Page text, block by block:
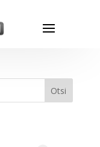
Otsi